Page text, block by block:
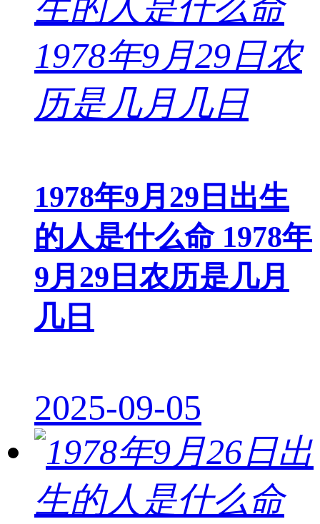
1978年9月29日出生
的人是什么命 1978年
9月29日农历是几月
几日
2025-09-05